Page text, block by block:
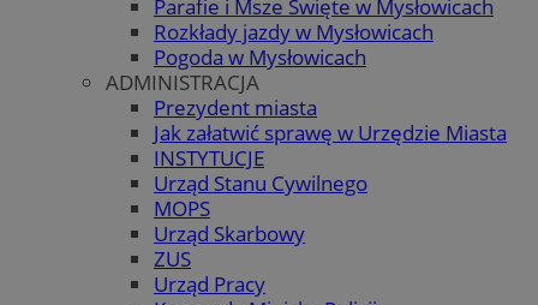
Parafie i Msze Święte w Mysłowicach
Rozkłady jazdy w Mysłowicach
Pogoda w Mysłowicach
ADMINISTRACJA
Prezydent miasta
Jak załatwić sprawę w Urzędzie Miasta
INSTYTUCJE
Urząd Stanu Cywilnego
MOPS
Urząd Skarbowy
ZUS
Urząd Pracy